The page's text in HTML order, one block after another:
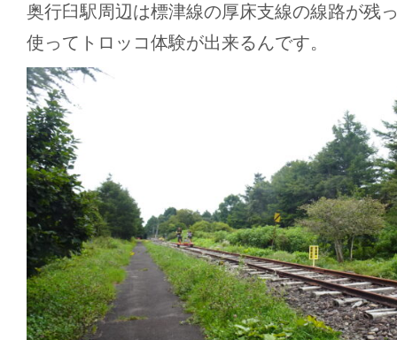
奥行臼駅周辺は標津線の厚床支線の線路が残
使ってトロッコ体験が出来るんです。